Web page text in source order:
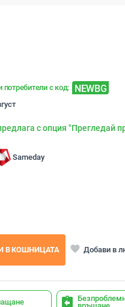
потребители с код: NEWBG
с опция "Прегледай
Sameday
В КОШНИЦАТА favorite Добави в
assignment_return